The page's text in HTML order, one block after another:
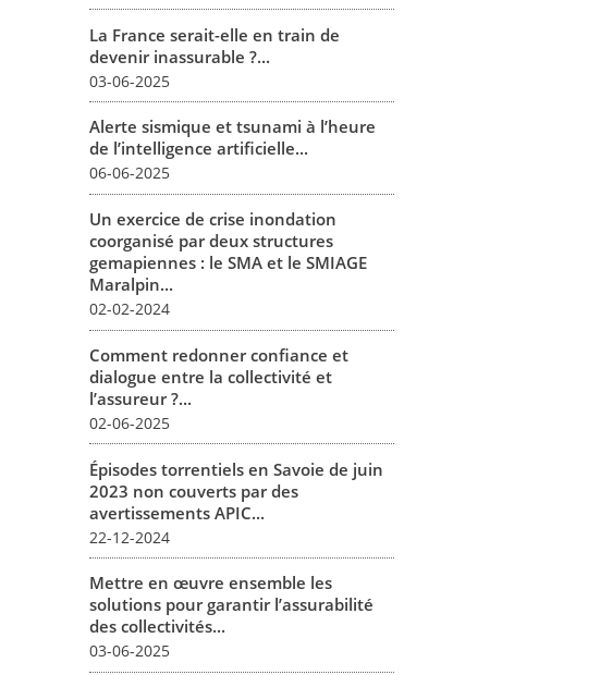
La France serait-elle en train de
devenir inassurable ?...
03-06-2025
Alerte sismique et tsunami à l’heure
de l’intelligence artificielle...
06-06-2025
Un exercice de crise inondation
coorganisé par deux structures
gemapiennes : le SMA et le SMIAGE
Maralpin...
02-02-2024
Comment redonner confiance et
dialogue entre la collectivité et
l’assureur ?...
02-06-2025
Épisodes torrentiels en Savoie de juin
2023 non couverts par des
avertissements APIC...
22-12-2024
Mettre en œuvre ensemble les
solutions pour garantir l’assurabilité
des collectivités...
03-06-2025